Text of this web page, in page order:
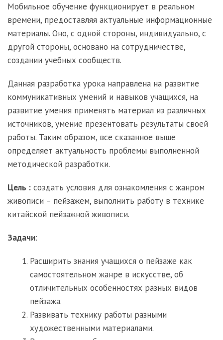
Мобильное обучение функционирует в реальном
времени, предоставляя актуальные информационные
материалы. Оно, с одной стороны, индивидуально, с
другой стороны, основано на сотрудничестве,
создании учебных сообществ.
Данная разработка урока направлена на развитие
коммуникативных умений и навыков учащихся, на
развитие умения применять материал из различных
источников, умение презентовать результаты своей
работы. Таким образом, все сказанное выше
определяет актуальность проблемы выполненной
методической разработки.
Цель : создать условия для ознакомления с жанром
живописи – пейзажем, выполнить работу в технике
китайской пейзажной живописи.
Задачи:
Расширить знания учащихся о пейзаже как
самостоятельном жанре в искусстве, об
отличительных особенностях разных видов
пейзажа.
Развивать технику работы разными
художественными материалами.